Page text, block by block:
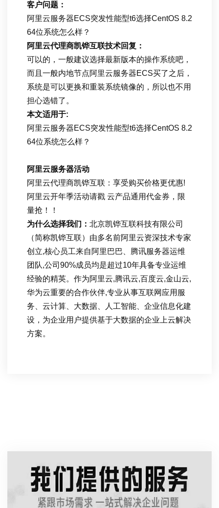
客户问题：
阿里云服务器ECS突发性能型t6选择CentOS 8.2
64位系统怎么样？
阿里云代理商凯铧互联技术回复：
可以的，一般建议选择最新版本的操作系统吧，
而且一般内地节点阿里云服务器ECS买了之后，
系统是可以更换和重装系统镜像的，所以也不用
担心选错了。
本文适用于:
阿里云服务器ECS突发性能型t6选择CentOS 8.2
64位系统怎么样？
阿里云服务器活动
阿里云代理商凯铧互联：享受购买价格更优惠!
阿里云开年季活动请戳 云产品通用代金券，限
量抢！！
为什么选择我们： 北京凯铧互联科技有限公司
（简称凯铧互联）由多名前阿里云资深技术专家
创立,核心员工来自阿里巴巴、腾讯服务器运维
团队,公司90%成员均是超过10年具备专业运维
经验的精英。作为阿里云,腾讯云,百度云,金山云,
华为云重要的合作伙伴,专业从事互联网应用服
务、云计算、大数据、人工智能、企业信息化建
设，为企业用户提供基于大数据的企业上云解决
方案。